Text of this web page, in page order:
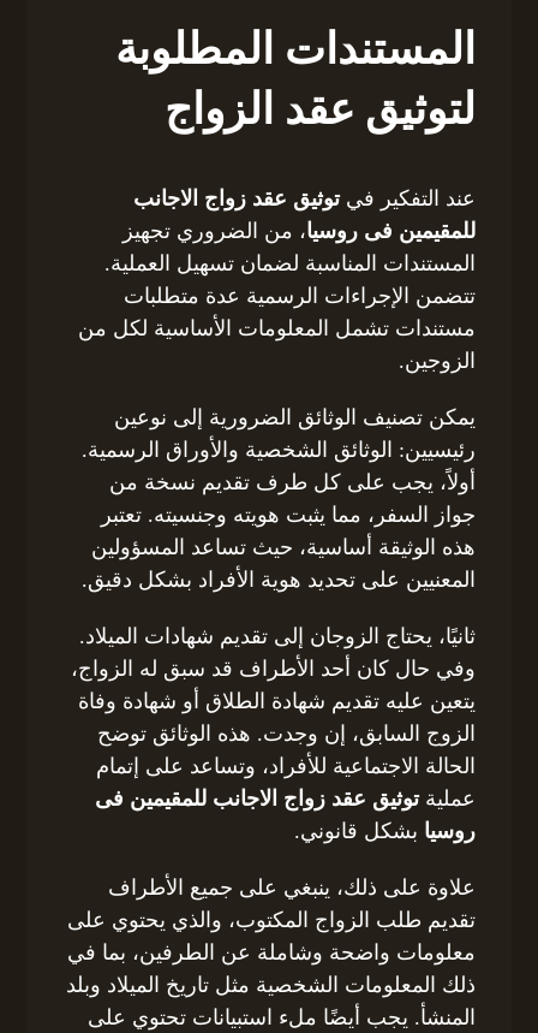
المستندات المطلوبة
لتوثيق عقد الزواج
عند التفكير فيتوثيق عقد زواج الاجانب
للمقيمين فى روسيا، من الضروري تجهيز
المستندات المناسبة لضمان تسهيل العملية.
تتضمن الإجراءات الرسمية عدة متطلبات
مستندات تشمل المعلومات الأساسية لكل من
الزوجين.
يمكن تصنيف الوثائق الضرورية إلى نوعين
رئيسيين: الوثائق الشخصية والأوراق الرسمية.
أولاً، يجب على كل طرف تقديم نسخة من
جواز السفر، مما يثبت هويته وجنسيته. تعتبر
هذه الوثيقة أساسية، حيث تساعد المسؤولين
المعنيين على تحديد هوية الأفراد بشكل دقيق.
ثانيًا، يحتاج الزوجان إلى تقديم شهادات الميلاد.
وفي حال كان أحد الأطراف قد سبق له الزواج،
يتعين عليه تقديم شهادة الطلاق أو شهادة وفاة
الزوج السابق، إن وجدت. هذه الوثائق توضح
الحالة الاجتماعية للأفراد، وتساعد على إتمام
عمليةتوثيق عقد زواج الاجانب للمقيمين فى
روسيا بشكل قانوني.
علاوة على ذلك، ينبغي على جميع الأطراف
تقديم طلب الزواج المكتوب، والذي يحتوي على
معلومات واضحة وشاملة عن الطرفين، بما في
ذلك المعلومات الشخصية مثل تاريخ الميلاد وبلد
المنشأ. يجب أيضًا ملء استبيانات تحتوي على